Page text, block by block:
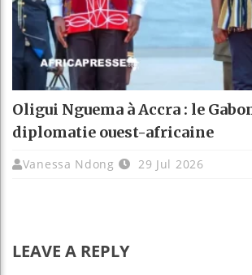
Oligui Nguema à Accra : le
diplomatie ouest-africaine
Vanessa Ndong 29 Jul 2026
LEAVE A REPLY